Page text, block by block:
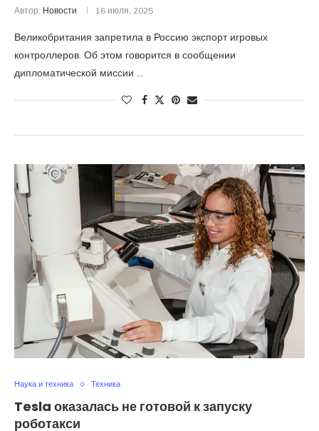
Автор: Новости 16 июля, 2025
Великобритания запретила в Россию экспорт игровых
контроллеров. Об этом говорится в сообщении
дипломатической миссии …
Наука и техника Техника
Tesla оказалась не готовой к запуску
роботакси